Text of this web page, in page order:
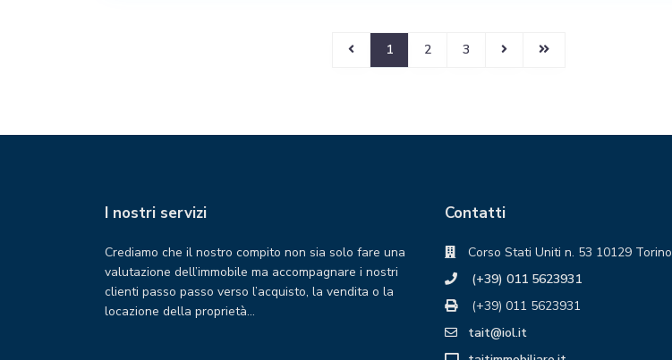
1 2 3
I nostri servizi
Crediamo che il nostro compito non sia solo fare una
valutazione dell’immobile ma accompagnare i nostri
clienti passo passo verso l’acquisto, la vendita o la
locazione della proprietà…
Contatti
Corso Stati Uniti n. 53 10129 Torino
(+39) 011 5623931
(+39) 011 5623931
tait@iol.it